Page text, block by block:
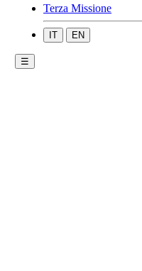
Terza Missione
IT EN
☰